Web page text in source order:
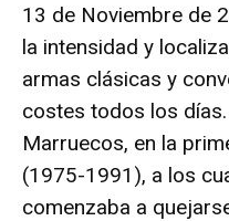
13 de Noviembre de
la intensidad y
armas clásicas y
costes todos los
Marruecos, en la
(1975-1991), a los
comenzaba a